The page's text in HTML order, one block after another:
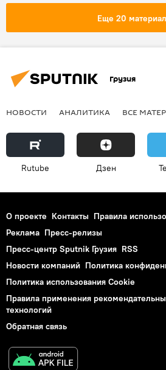
Еще 20
Грузия
НОВОСТИ АНАЛИТИКА ВСЕ
Rutube Дзен
О проекте Контакты Правила
Реклама Пресс-релизы
Пресс-центр Sputnik Грузия RSS
Новости компаний Политика
Политика использования Cookie
Правила применения
технологий
Обратная связь